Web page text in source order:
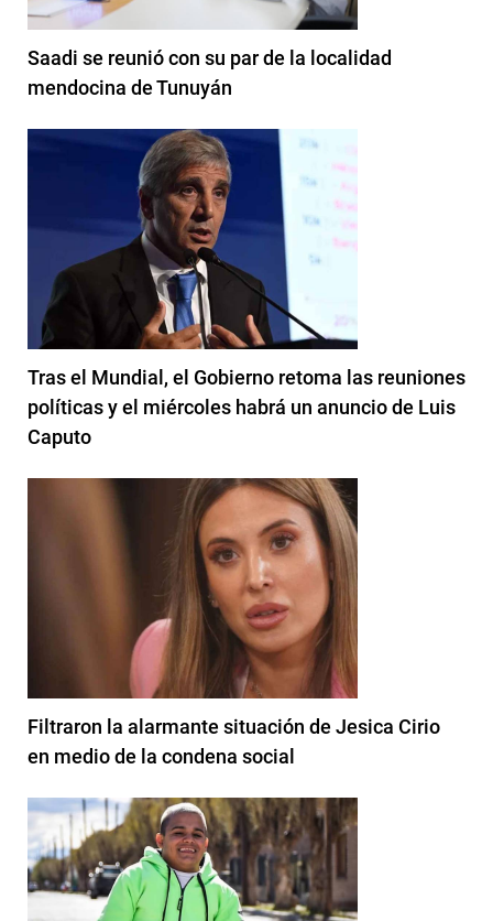
Saadi se reunió con su par de la localidad
mendocina de Tunuyán
Tras el Mundial, el Gobierno retoma las reuniones
políticas y el miércoles habrá un anuncio de Luis
Caputo
Filtraron la alarmante situación de Jesica Cirio
en medio de la condena social